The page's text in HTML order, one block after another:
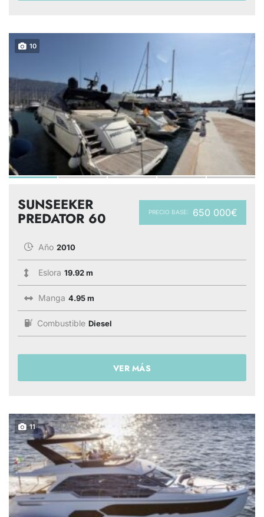
10
PRECIO BASE: 650 000€
SUNSEEKER
PREDATOR 60
Año 2010
Eslora 19.92 m
Manga 4.95 m
Combustible Diesel
VER MÁS
11